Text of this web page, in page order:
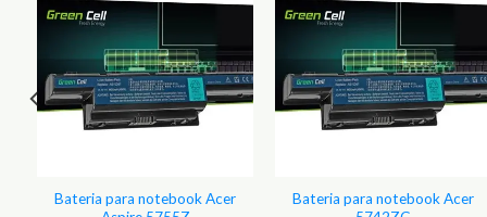
Bateria para notebook Acer
Bateria para notebook Acer